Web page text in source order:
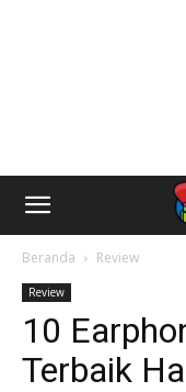
AndroidGaul.id
Beranda Review
Review
10
Terbaik